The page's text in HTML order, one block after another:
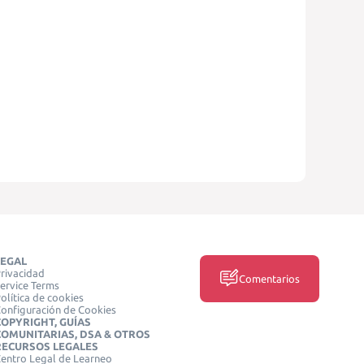
Terms
de cookies
de Cookies
GUÍAS
DSA & OTROS
LEGALES
Legal de Learneo
Comentarios